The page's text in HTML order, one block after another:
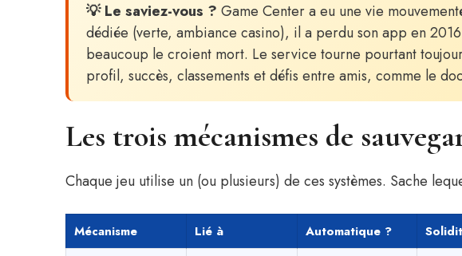
💡 Le saviez-vous ? Game Center a eu une vie
dédiée (verte, ambiance casino), il a perdu son app en
beaucoup le croient mort. Le service tourne pourtant
profil, succès, classements et défis entre amis, comme le
Les trois mécanismes de
Chaque jeu utilise un (ou plusieurs) de ces systèmes. Sache
Mécanisme Lié à Automatique ?